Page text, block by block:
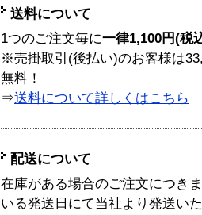
送料について
1つのご注文毎に一律1,100円(税
※売掛取引(後払い)のお客様は
無料！
⇒送料について詳しくはこちら
配送について
在庫がある場合のご注文につき
いる発送日にて当社より発送い